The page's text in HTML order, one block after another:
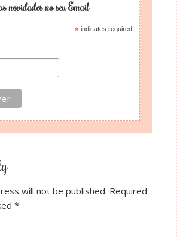
novidades no seu Email
*indicates required
will not be published. Required
*